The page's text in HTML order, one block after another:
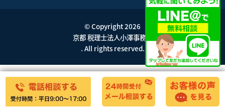
© Copyright 2026
京都 税理士法人小澤事務所
. All rights reserved.